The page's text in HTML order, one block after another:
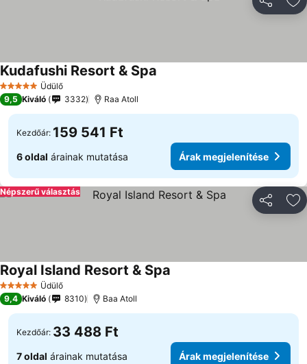
5 KategóriaÜdülő
Kudafushi Resort & Spa
9,5 Kiváló 3332 Raa Atoll
Kezdőár: 159 541 Ft
6 oldal árainak mutatása Árak megjelenítése
Népszerű választás
5 KategóriaÜdülő
Royal Island Resort & Spa
9,4 Kiváló 8310 Baa Atoll
Kezdőár: 33 488 Ft
7 oldal árainak mutatása Árak megjelenítése